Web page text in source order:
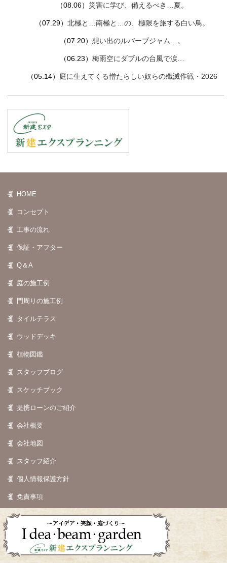
（08.06） 災害に学び、備えるべき…夏。
（07.29） 北極と…南極と…の、極限を旅する白い鳥。
（07.20） 想い出のルバーブジャム…。
（06.23） 梅雨空にダブルの台風で涙…
（05.14） 庭に生えてくる憎たらしい奴らの殲滅作戦・2026
HOME
コンセプト
工事の流れ
保証・アフター
Q＆A
庭の施工例
門周りの施工例
タイルテラス
ウッドデッキ
植物図鑑
スタッフブログ
スケッチブック
提携ローンのご紹介
会社概要
会社地図
スタッフ紹介
個人情報保護方針
免責事項